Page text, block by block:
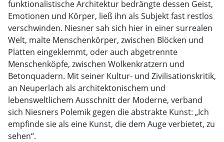
funktionalistische Architektur bedrängte dessen Geist,
Emotionen und Körper, ließ ihn als Subjekt fast restlos
verschwinden. Niesner sah sich hier in einer surrealen
Welt, malte Menschenkörper, zwischen Blöcken und
Platten eingeklemmt, oder auch abgetrennte
Menschenköpfe, zwischen Wolkenkratzern und
Betonquadern. Mit seiner Kultur- und Zivilisationskritik,
an Neuperlach als architektonischem und
lebensweltlichem Ausschnitt der Moderne, verband
sich Niesners Polemik gegen die abstrakte Kunst: „Ich
empfinde sie als eine Kunst, die dem Auge verbietet, zu
sehen“.